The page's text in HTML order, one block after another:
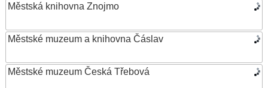
Městská knihovna Znojmo
Městské muzeum a knihovna Čáslav
Městské muzeum Česká Třebová